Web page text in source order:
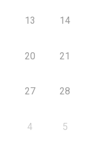
13 14
20 21
27 28
4 5